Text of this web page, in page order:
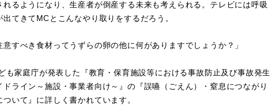
れるようになり、生産者が倒産する未来も考えられる。テレビには呼吸
てきてMCとこんなやり取りをするだろう。
意すべき食材ってうずらの卵の他に何がありますでしょうか？」
も家庭庁が発表した『教育・保育施設等における事故防止及び事故発生
ドライン～施設・事業者向け～』の『誤嚥（ごえん）・窒息につながり
いて』に詳しく書かれています。